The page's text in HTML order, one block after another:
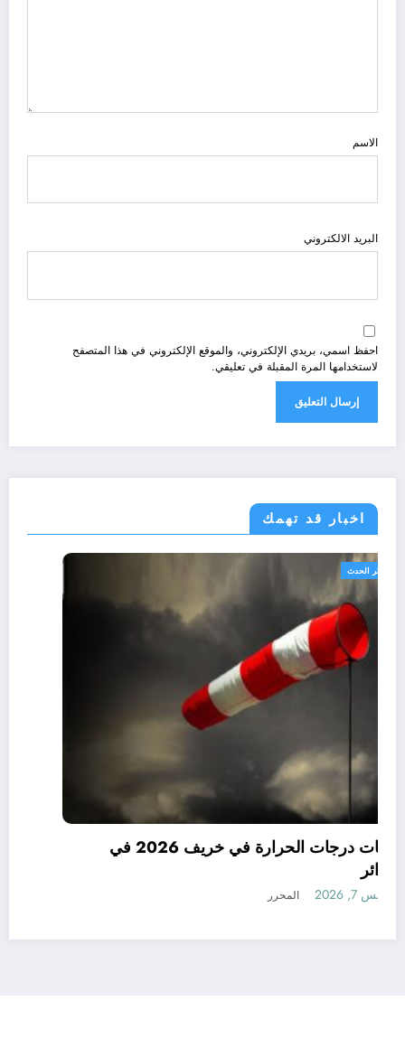
الاسم
البريد الالكتروني
احفظ اسمي، بريدي الإلكتروني، والموقع الإلكتروني في هذا المتصفح
لاستخدامها المرة المقبلة في تعليقي.
اخبار قد تهمك
الجزائر الحدث
الجزائر
أغسطس 7, 2026